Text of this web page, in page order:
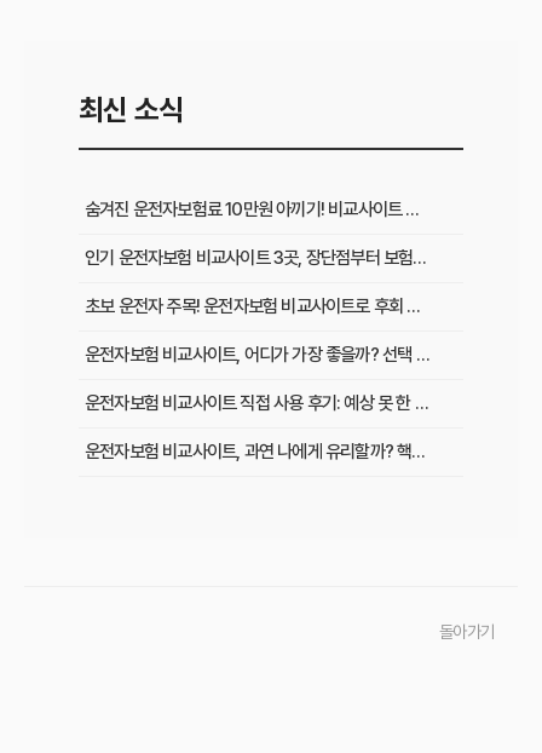
최신 소식
숨겨진 운전자보험료 10만원 아끼기! 비교사이트 활용법 이것부터 확인
인기 운전자보험 비교사이트 3곳, 장단점부터 보험료 차이까지 한눈에 비교
초보 운전자 주목! 운전자보험 비교사이트로 후회 없이 가입하는 핵심 꿀팁
운전자보험 비교사이트, 어디가 가장 좋을까? 선택 기준 완벽 분석
운전자보험 비교사이트 직접 사용 후기: 예상 못 한 단점과 알짜배기 혜택
운전자보험 비교사이트, 과연 나에게 유리할까? 핵심 정보 총정리
돌아가기